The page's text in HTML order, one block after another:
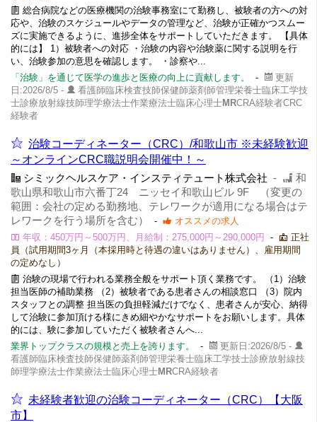
総合病院などの医療機関の治験事務室にて勤務し、被験者の方への対
応や、治験のスケジュールやデータの管理など、治験が正確かつスムー
ズに実施できるように、進捗全体をサポートしていただきます。 【具体
的には】 1）被験者への対応 ・治験の内容や治験薬に関する説明を行
い、治験参加の意思を確認します。 ・診察や...
「治験」を通じて医学の進歩と医療の向上に貢献します。
-
更新
日:2026/8/5 -
看護師臨床検査技師保健師薬剤師管理栄養士臨床工学技
士診療放射線技師理学療法士作業療法士臨床心理士MRCRA経験者CRC
経験者
治験コーディネーター（CRC）/和歌山市 ※未経験歓迎
～オンラインCRC職説明会開催中！～
シミックヘルスケア・インスティテュート株式会社 -
和
歌山県和歌山市六番丁24 ニッセイ和歌山ビル 9F （変更の
範囲：会社の定める勤務地、テレワークが適用になる場合はテ
レワークを行う場所を含む）
-
オススメの求人
年収：450万円～500万円、月給制：275,000円～290,000円
-
正社
員（試用期間3ヶ月（本採用時と待遇の違いはありません）、雇用期間
の定めなし）
治験の現場で行われる業務全般をサポート頂く業務です。 （1）治験
担当医師の補助業務 （2）被験者である患者さんの相談窓口 （3）院内
スタッフとの調整 担当医の負担軽減だけでなく、患者さんが安心、納得
して治験に参加頂ける様にきめ細やかなサポートをお願いします。具体
的には、験に参加していただく被験者さんへ...
業界トップクラスの規模と売上を誇ります。
-
更新日:2026/8/5 -
看護師臨床検査技師保健師薬剤師管理栄養士臨床工学技士診療放射線技
師理学療法士作業療法士臨床心理士MRCRA経験者
未経験者歓迎の治験コーディネーター（CRC）【大阪
市】